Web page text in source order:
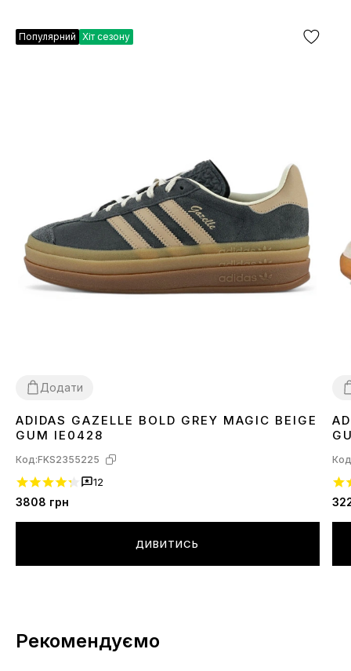
Популярний Хіт сезону
Додати
41
ADIDAS GAZELLE BOLD GREY MAGIC BEIGE
GUM IE0428
Код:FKS2355225
12
3808 грн
ДИВИТИСЬ
Рекомендуємо